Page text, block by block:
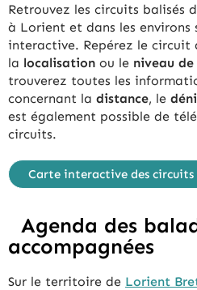
Retrouvez les circuits balisés
à Lorient et dans les environs
interactive. Repérez le circuit
la localisation ou le niveau
trouverez toutes les
concernant la distance, le
est également possible de
circuits.
Carte interactive des circuits
Agenda des
accompagnées
Sur le territoire de Lorient